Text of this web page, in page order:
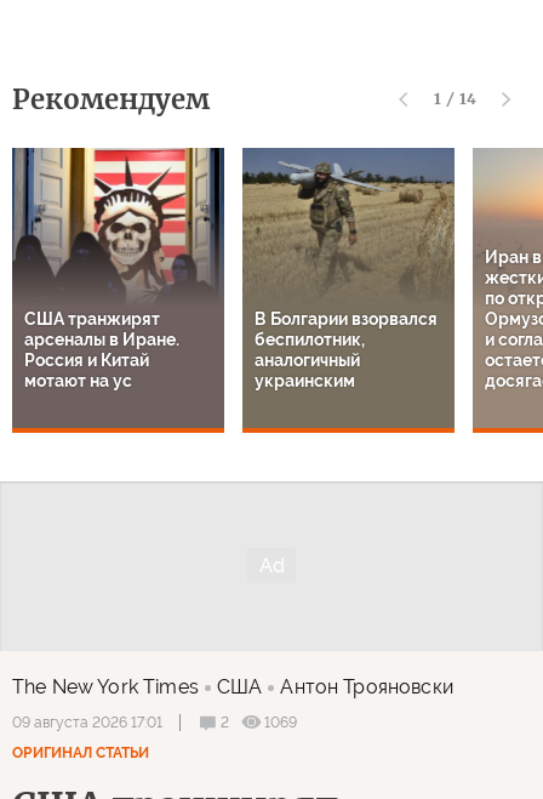
Рекомендуем 1 / 14
США транжирят
арсеналы в Иране.
Россия и Китай
мотают на ус
В Болгарии взорвался
беспилотник,
аналогичный
украинским
Иран
по
и
The New York Times США Антон Трояновски
09 августа 2026 17:01 2
1069
ОРИГИНАЛ СТАТЬИ